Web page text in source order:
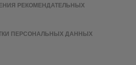
РЕКОМЕНДАТЕЛЬНЫХ
ПЕРСОНАЛЬНЫХ ДАННЫХ